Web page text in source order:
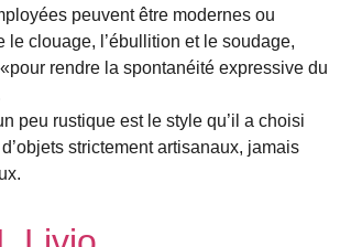
peuvent être modernes ou
le clouage, l’ébullition et le soudage,
rendre la spontanéité expressive du
peu rustique est le style qu’il a choisi
strictement artisanaux, jamais